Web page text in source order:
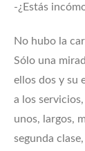
-¿Estás
No hubo la
Sólo una
ellos dos y su
a los
unos, largos,
segunda